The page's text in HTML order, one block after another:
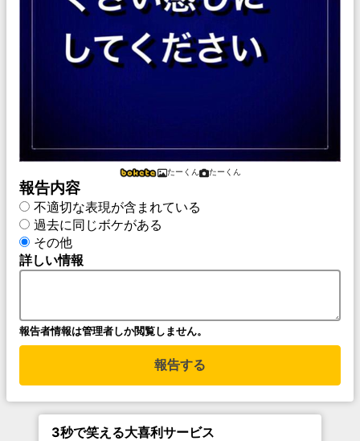
‌たーくん ‌たーくん
報告内容
不適切な表現が含まれている
過去に同じボケがある
その他
詳しい情報
報告者情報は管理者しか閲覧しません。
報告する
3秒で笑える大喜利サービス